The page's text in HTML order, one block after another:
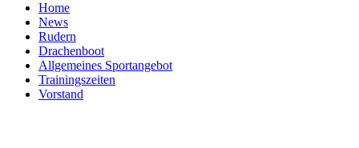
Home
News
Rudern
Drachenboot
Allgemeines Sportangebot
Trainingszeiten
Vorstand